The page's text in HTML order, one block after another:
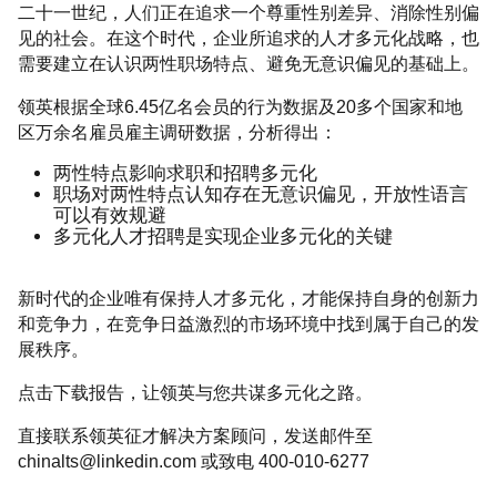
二十一世纪，人们正在追求一个尊重性别差异、消除性别偏
见的社会。在这个时代，企业所追求的人才多元化战略，也
需要建立在认识两性职场特点、避免无意识偏见的基础上。
领英根据全球6.45亿名会员的行为数据及20多个国家和地
区万余名雇员雇主调研数据，分析得出：
两性特点影响求职和招聘多元化
职场对两性特点认知存在无意识偏见，开放性语言
可以有效规避
多元化人才招聘是实现企业多元化的关键
新时代的企业唯有保持人才多元化，才能保持自身的创新力
和竞争力，在竞争日益激烈的市场环境中找到属于自己的发
展秩序。
点击下载报告，让领英与您共谋多元化之路。
直接联系领英征才解决方案顾问，发送邮件至
chinalts@linkedin.com 或致电 400-010-6277